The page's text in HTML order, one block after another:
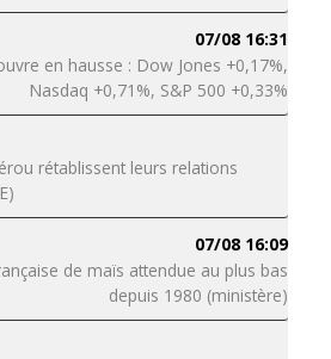
07/08 16:31
en hausse : Dow Jones +0,17%,
Nasdaq +0,71%, S&P 500 +0,33%
rétablissent leurs relations
07/08 16:09
de maïs attendue au plus bas
depuis 1980 (ministère)